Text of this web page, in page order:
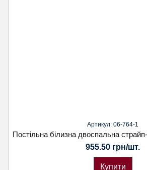
Артикул: 06-764-1
955.50 грн/шт.
Купити